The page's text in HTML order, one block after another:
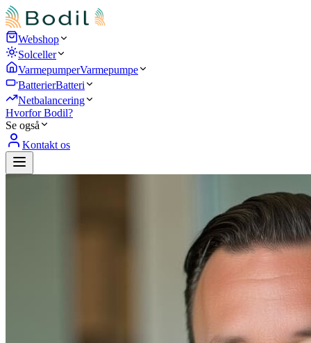
Webshop
Solceller
VarmepumperVarmepumpe
BatterierBatteri
Netbalancering
Hvorfor Bodil?
Se også
Kontakt os